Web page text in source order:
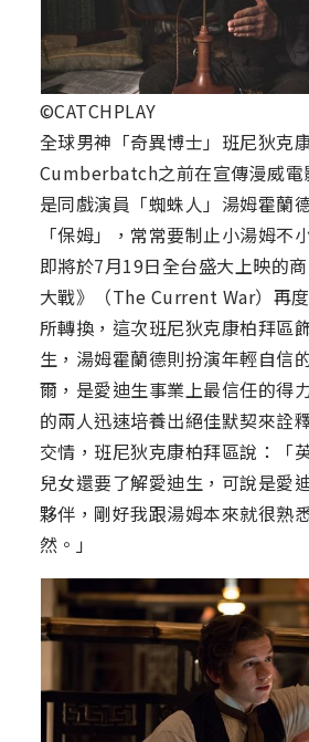
©CATCHPLAY
全球男神「奇異博士」班尼狄克
Cumberbatch之前在宣傳漫威電
是同戲演員「蜘蛛人」湯姆霍蘭
「保姆」，常常要制止小湯姆不
即將於7月19日全台盛大上映的
大戰》（The Current War）再
所轉換，這次班尼狄克康柏拜區
生，湯姆霍蘭德則扮演年輕自信
爾，是愛迪生事業上最信任的得
的兩人迅速培養出絕佳默契來詮
交情，班尼狄克康柏拜區說：「
兒女還要了解愛迪生，可說是愛
夥伴，剛好我跟湯姆本來就很熟
然。」